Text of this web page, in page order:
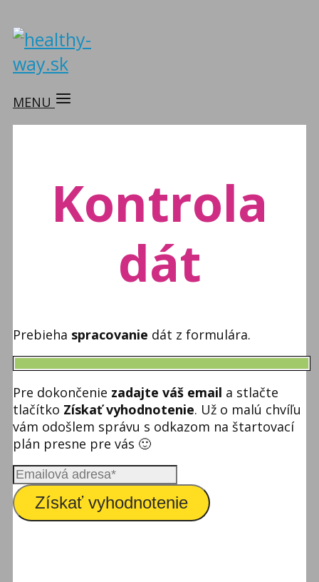
MENU
Kontrola
dát
Prebieha spracovanie dát z formulára.
Pre dokončenie zadajte váš email a stlačte
tlačítko Získať vyhodnotenie. Už o malú chvíľu
vám odošlem správu s odkazom na štartovací
plán presne pre vás 🙂
Získať vyhodnotenie